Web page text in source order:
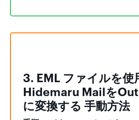
3. EML ファイルを使
Hidemaru Mailを
に変換する 手動方法